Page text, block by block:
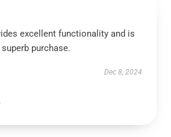
excellent functionality and is
purchase.
Dec 8, 2024